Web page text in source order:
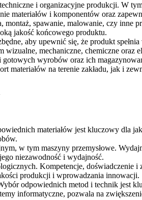
i organizacyjne produkcji. W
materiałów i komponentów oraz
spawanie, malowanie, czy inne
jakość końcowego produktu.
aby upewnić się, że produkt
mechaniczne, chemiczne oraz
wyrobów oraz ich
na terenie zakładu, jak i
materiałów jest kluczowy dla
w tym maszyny przemysłowe.
niezawodność i wydajność.
Kompetencje, doświadczenie
produkcji i wprowadzania innowacji.
odpowiednich metod i technik jest
informatyczne, pozwala na